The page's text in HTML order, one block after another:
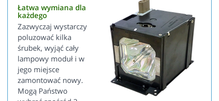
Łatwa wymiana dla
każdego
Zazwyczaj wystarczy
poluzować kilka
śrubek, wyjąć cały
lampowy moduł i w
jego miejsce
zamontować nowy.
Mogą Państwo